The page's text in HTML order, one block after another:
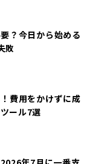
？今日から始める
敗
費用をかけずに成
ール7選